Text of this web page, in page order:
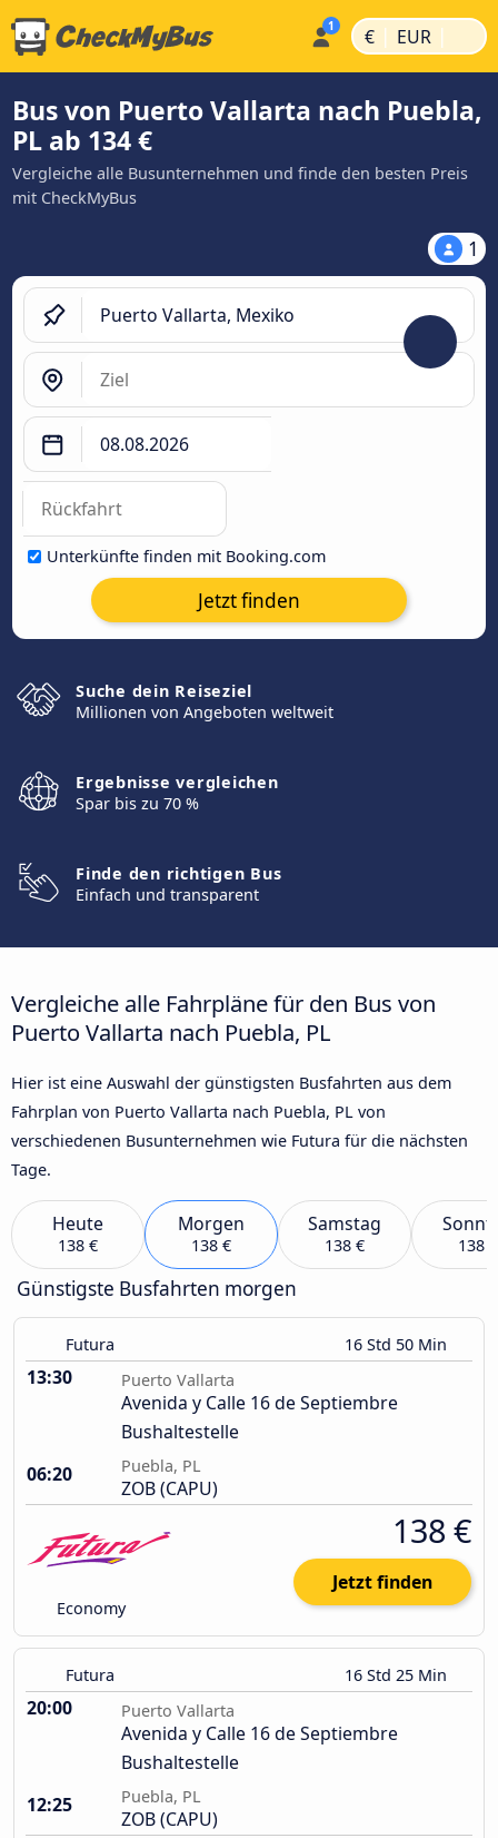
€ | EUR |
Bus von Puerto Vallarta nach Puebla,
PL ab 134 €
Vergleiche alle Busunternehmen und finde den besten Preis
mit CheckMyBus
1
Unterkünfte finden mit Booking.com
Jetzt finden
Suche dein Reiseziel
Millionen von Angeboten weltweit
Ergebnisse vergleichen
Spar bis zu 70 %
Finde den richtigen Bus
Einfach und transparent
Vergleiche alle Fahrpläne für den Bus von
Puerto Vallarta nach Puebla, PL
Hier ist eine Auswahl der günstigsten Busfahrten aus dem
Fahrplan von Puerto Vallarta nach Puebla, PL von
verschiedenen Busunternehmen wie Futura für die nächsten
Tage.
Heute
138 €
Morgen
138 €
Samstag
138 € 138 €
Günstigste Busfahrten morgen
Futura 16 Std 50 Min
13:30 Puerto Vallarta
Avenida y Calle 16 de Septiembre
Bushaltestelle
06:20
Puebla, PL
ZOB (CAPU)
Economy
138 €
Jetzt finden
Futura 16 Std 25 Min
20:00 Puerto Vallarta
Avenida y Calle 16 de Septiembre
Bushaltestelle
12:25
Puebla, PL
ZOB (CAPU)